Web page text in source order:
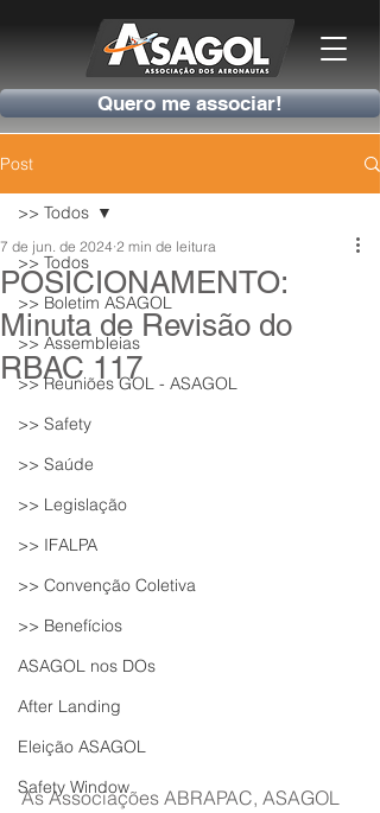
Quero me associar!
Post
>> Todos
>> Boletim ASAGOL
>> Assembleias
>> Reuniões GOL - ASAGOL
>> Safety
>> Saúde
>> Legislação
>> IFALPA
>> Convenção Coletiva
>> Benefícios
ASAGOL nos DOs
After Landing
Eleição ASAGOL
Safety Window
>> Todos
POSICIONAMENTO:
Minuta de Revisão do
RBAC 117
7 de jun. de 2024 2 min de leitura
As Associações ABRAPAC, ASAGOL